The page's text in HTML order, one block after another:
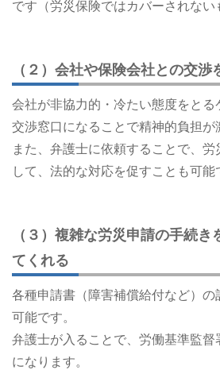
です（労災保険ではカバーされない
（２）会社や保険会社との交渉
会社が非協力的・冷たい態度をと
交渉窓口になることで精神的負担が
また、弁護士に依頼することで、
して、法的な対応を促すことも可能
（３）複雑な労災申請の手続
てくれる
各種申請書（障害補償給付など）
可能です。
弁護士が入ることで、労働基準監
になります。